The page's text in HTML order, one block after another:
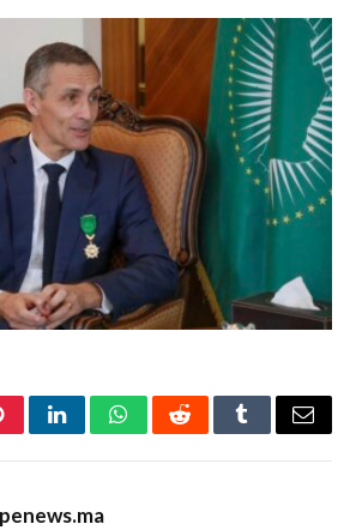
LinkedInWhatsAppRedditTumblrEmail